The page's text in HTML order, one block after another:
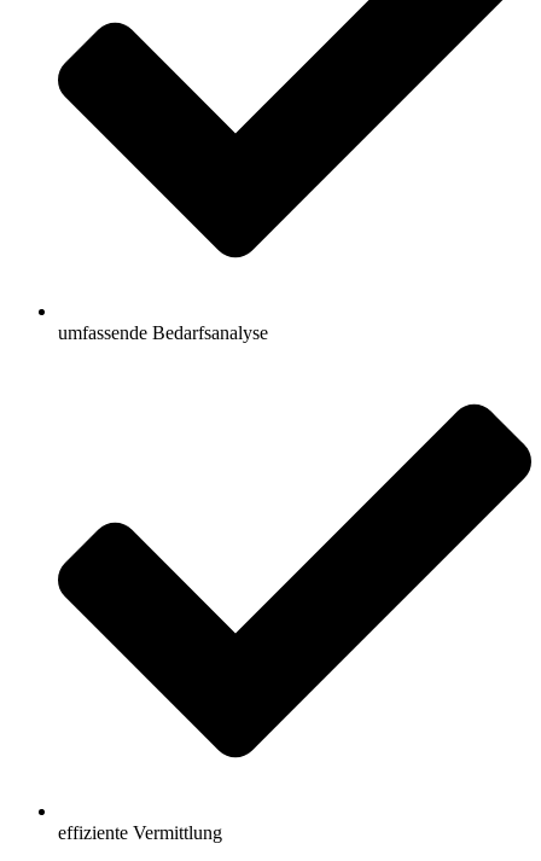
umfassende Bedarfsanalyse
effiziente Vermittlung